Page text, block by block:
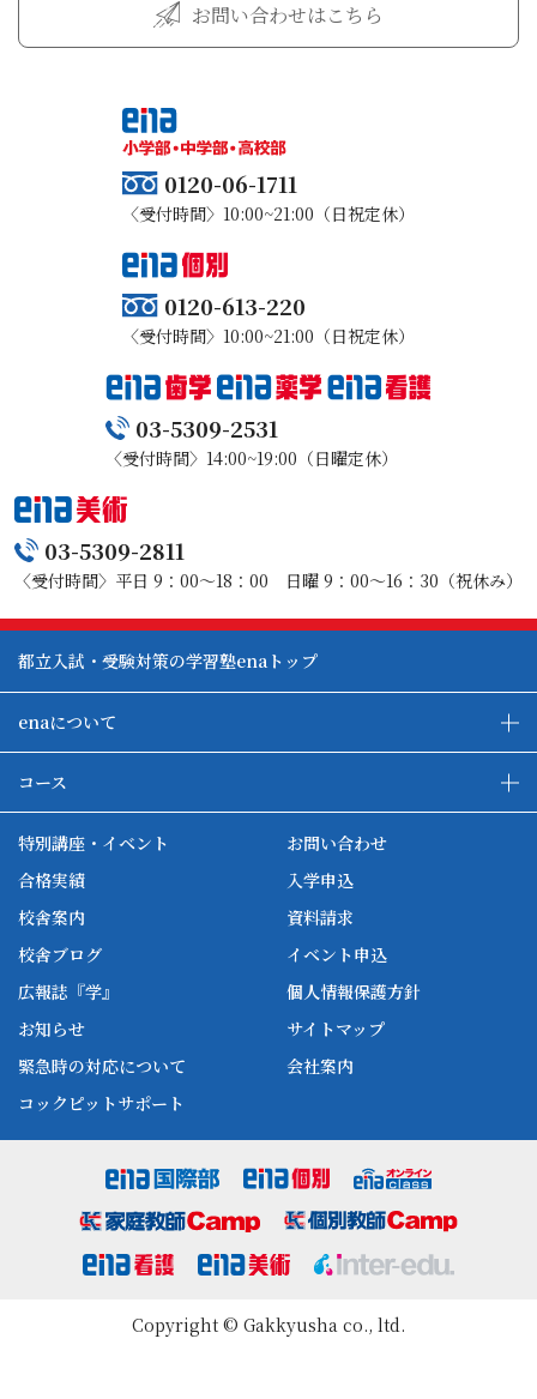
お問い合わせはこちら
0120-06-1711
〈受付時間〉10:00~21:00（日祝定休）
0120-613-220
〈受付時間〉10:00~21:00（日祝定休）
03-5309-2531
〈受付時間〉14:00~19:00（日曜定休）
03-5309-2811
〈受付時間〉平日 9：00～18：00 日曜 9：00～16：30（祝休み）
都立入試・受験対策の学習塾enaトップ
enaについて
ena本部について
ena国立タワー竣工
ena-base
新開校
コース
特別講座・イベント
合格実績
校舎案内
校舎ブログ
広報誌『学』
お知らせ
緊急時の対応について
コックピットサポート
お問い合わせ
入学申込
資料請求
イベント申込
個人情報保護方針
サイトマップ
会社案内
Copyright © Gakkyusha co., ltd.